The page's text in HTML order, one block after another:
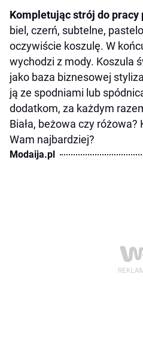
Kompletując strój do
biel, czerń, subtelne,
oczywiście koszulę. W
wychodzi z mody. Koszula
jako baza biznesowej
ją ze spodniami lub
dodatkom, za każdym
Biała, beżowa czy
Wam najbardziej?
Modaija.pl